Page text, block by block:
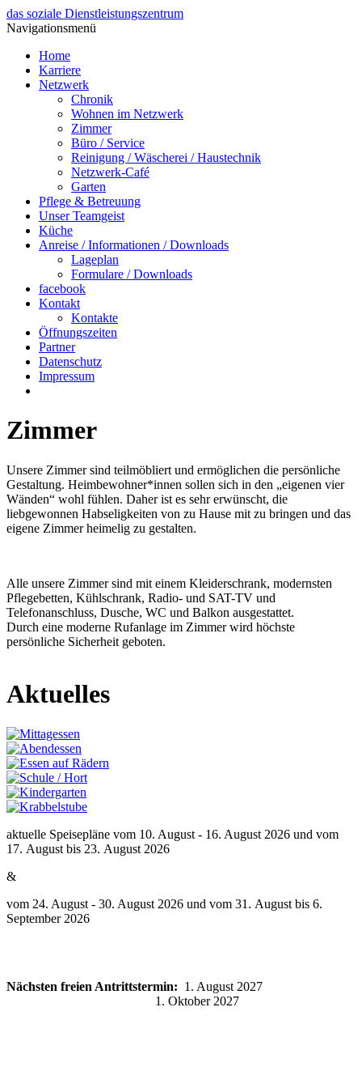
das soziale Dienstleistungszentrum
Navigationsmenü
Home
Karriere
Netzwerk
Chronik
Wohnen im Netzwerk
Zimmer
Büro / Service
Reinigung / Wäscherei / Haustechnik
Netzwerk-Café
Garten
Pflege & Betreuung
Unser Teamgeist
Küche
Anreise / Informationen / Downloads
Lageplan
Formulare / Downloads
facebook
Kontakt
Kontakte
Öffnungszeiten
Partner
Datenschutz
Impressum
Zimmer
Unsere Zimmer sind teilmöbliert und ermöglichen die persönliche
Gestaltung. Heimbewohner*innen sollen sich in den „eigenen vier
Wänden“ wohl fühlen. Daher ist es sehr erwünscht, die
liebgewonnen Habseligkeiten von zu Hause mit zu bringen und das
eigene Zimmer heimelig zu gestalten.
Alle unsere Zimmer sind mit einem Kleiderschrank, modernsten
Pflegebetten, Kühlschrank, Radio- und SAT-TV und
Telefonanschluss, Dusche, WC und Balkon ausgestattet.
Durch eine moderne Rufanlage im Zimmer wird höchste
persönliche Sicherheit geboten.
Aktuelles
aktuelle Speisepläne vom 10. August - 16. August 2026 und vom
17. August bis 23. August 2026
&
vom 24. August - 30. August 2026 und vom 31. August bis 6.
September 2026
Nächsten freien Antrittstermin: 1. August 2027
1. Oktober 2027